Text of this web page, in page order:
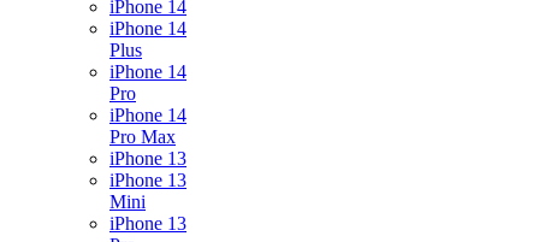
iPhone 14
iPhone 14
Plus
iPhone 14
Pro
iPhone 14
Pro Max
iPhone 13
iPhone 13
Mini
iPhone 13